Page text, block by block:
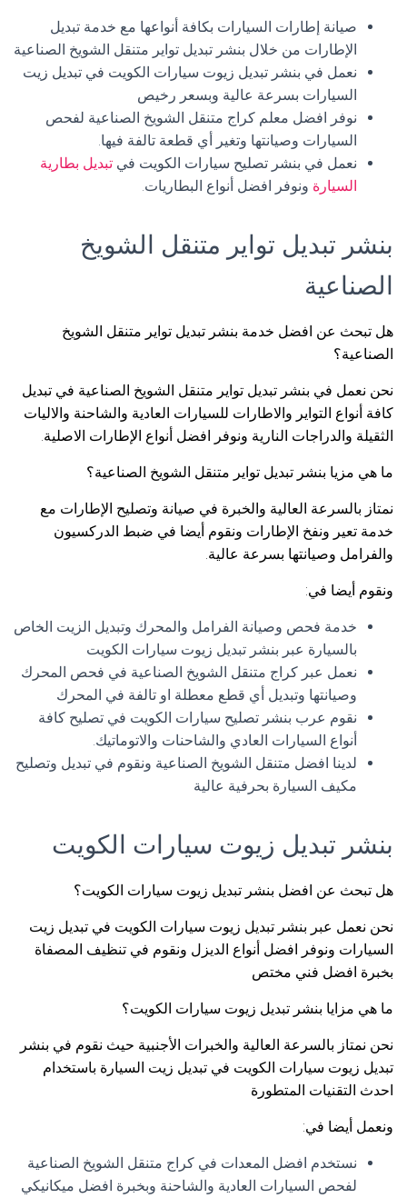
صيانة إطارات السيارات بكافة أنواعها مع خدمة تبديل
الإطارات من خلال بنشر تبديل تواير متنقل الشويخ الصناعية
نعمل في بنشر تبديل زيوت سيارات الكويت في تبديل زيت
السيارات بسرعة عالية وبسعر رخيص
نوفر افضل معلم كراج متنقل الشويخ الصناعية لفحص
السيارات وصيانتها وتغير أي قطعة تالفة فيها.
نعمل في بنشر تصليح سيارات الكويت في تبديل بطارية
السيارة ونوفر افضل أنواع البطاريات.
بنشر تبديل تواير متنقل الشويخ
الصناعية
هل تبحث عن افضل خدمة بنشر تبديل تواير متنقل الشويخ
الصناعية؟
نحن نعمل في بنشر تبديل تواير متنقل الشويخ الصناعية في تبديل
كافة أنواع التواير والاطارات للسيارات العادية والشاحنة والاليات
الثقيلة والدراجات النارية ونوفر افضل أنواع الإطارات الاصلية.
ما هي مزيا بنشر تبديل تواير متنقل الشويخ الصناعية؟
نمتاز بالسرعة العالية والخبرة في صيانة وتصليح الإطارات مع
خدمة تعير ونفخ الإطارات ونقوم أيضا في ضبط الدركسيون
والفرامل وصيانتها بسرعة عالية.
ونقوم أيضا في:
خدمة فحص وصيانة الفرامل والمحرك وتبديل الزيت الخاص
بالسيارة عبر بنشر تبديل زيوت سيارات الكويت
نعمل عبر كراج متنقل الشويخ الصناعية في فحص المحرك
وصيانتها وتبديل أي قطع معطلة او تالفة في المحرك
نقوم عرب بنشر تصليح سيارات الكويت في تصليح كافة
أنواع السيارات العادي والشاحنات والاتوماتيك.
لدينا افضل متنقل الشويخ الصناعية ونقوم في تبديل وتصليح
مكيف السيارة بحرفية عالية
بنشر تبديل زيوت سيارات الكويت
هل تبحث عن افضل بنشر تبديل زيوت سيارات الكويت؟
نحن نعمل عبر بنشر تبديل زيوت سيارات الكويت في تبديل زيت
السيارات ونوفر افضل أنواع الديزل ونقوم في تنظيف المصفاة
بخبرة افضل فني مختص
ما هي مزايا بنشر تبديل زيوت سيارات الكويت؟
نحن نمتاز بالسرعة العالية والخبرات الأجنبية حيث نقوم في بنشر
تبديل زيوت سيارات الكويت في تبديل زيت السيارة باستخدام
احدث التقنيات المتطورة
ونعمل أيضا في:
نستخدم افضل المعدات في كراج متنقل الشويخ الصناعية
لفحص السيارات العادية والشاحنة وبخبرة افضل ميكانيكي